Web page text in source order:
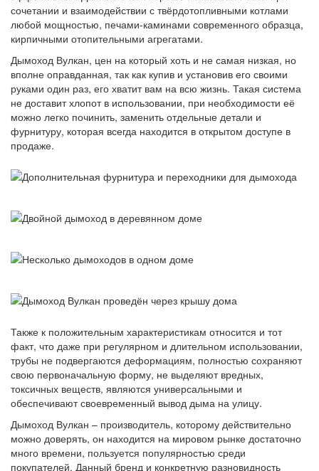
сочетании и взаимодействии с твёрдотопливными котлами
любой мощностью, печами-каминами современного образца,
кирпичными отопительными агрегатами.
Дымоход Вулкан, цен на который хоть и не самая низкая, но
вполне оправданная, так как купив и установив его своими
руками один раз, его хватит вам на всю жизнь. Такая система
не доставит хлопот в использовании, при необходимости её
можно легко починить, заменить отдельные детали и
фурнитуру, которая всегда находится в открытом доступе в
продаже.
Также к положительным характеристикам относится и тот
факт, что даже при регулярном и длительном использовании,
трубы не подвергаются деформациям, полностью сохраняют
свою первоначальную форму, не выделяют вредных,
токсичных веществ, являются универсальными и
обеспечивают своевременный вывод дыма на улицу.
Дымоход Вулкан – производитель, которому действительно
можно доверять, он находится на мировом рынке достаточно
много времени, пользуется популярностью среди
покупателей. Данный бренд и конкретную разновидность